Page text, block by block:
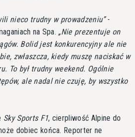
nieco trudny w prowadzeniu -
na Spa.
Nie prezentuje on
Bolid jest konkurencyjny ale nie
zwłaszcza, kiedy muszę naciskać w
To był trudny weekend. Ogólnie
ale nadal nie czuję, by wszystko
Sky Sports F1, cierpliwość Alpine do
dobiec końca. Reporter ne